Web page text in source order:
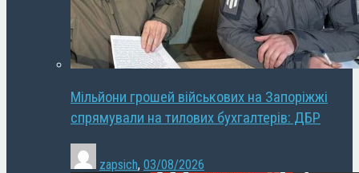
Мільйони грошей військових на Запоріжжі
спрямували на тилових бухгалтерів: ДБР
zapsich, 03/08/2026